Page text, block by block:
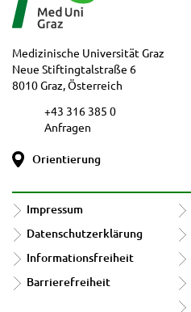
Medizinische Universität Graz
Neue Stiftingtalstraße 6
8010 Graz, Österreich
+43 316 385 0
Anfragen
Orientierung
Impressum
Datenschutzerklärung
Informationsfreiheit
Barrierefreiheit